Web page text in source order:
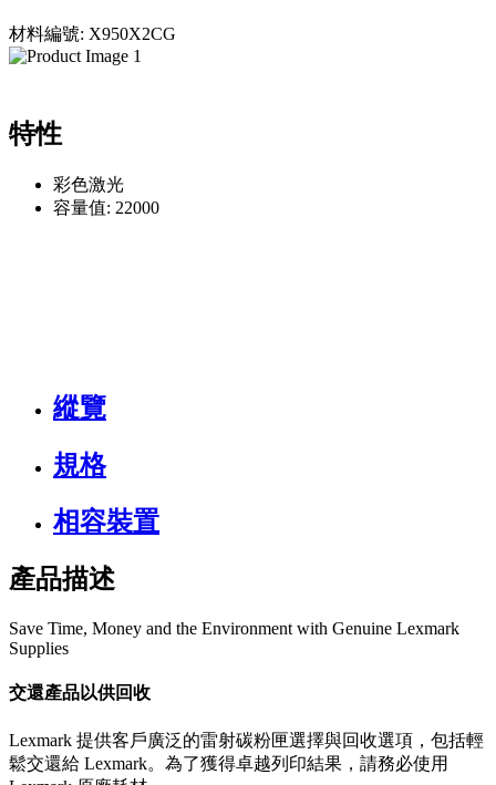
材料編號: X950X2CG
特性
彩色激光
容量值: 22000
縱覽
規格
相容裝置
產品描述
Save Time, Money and the Environment with Genuine Lexmark
Supplies
交還產品以供回收
Lexmark 提供客戶廣泛的雷射碳粉匣選擇與回收選項，包括輕
鬆交還給 Lexmark。為了獲得卓越列印結果，請務必使用